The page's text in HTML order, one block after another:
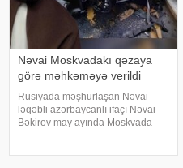
Nəvai Moskvadakı qəzaya
görə məhkəməyə verildi
Rusiyada məşhurlaşan Nəvai
ləqəbli azərbaycanlı ifaçı Nəvai
Bəkirov may ayında Moskvada